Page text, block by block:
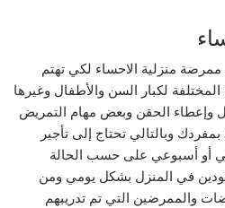
ممرضة منزلية الاحساء لكي تهتم
المختلفة لكبار السن والأطفال وغيرها
وإعطاء الحقن وبعض مهام التمريض
وبالتالي تحتاج إلى تأجير
أو أسبوعي على حسب الحالة
في المنزل بشكل يومي ومن
والممرضين التي تم تدريبهم